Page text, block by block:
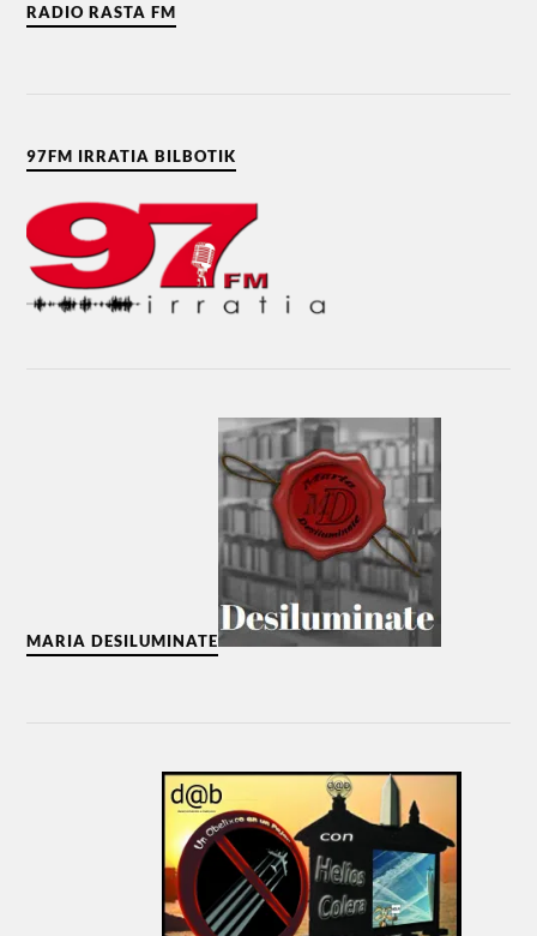
RADIO RASTA FM
97FM IRRATIA BILBOTIK
MARIA DESILUMINATE